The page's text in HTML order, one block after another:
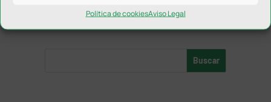
Política de cookiesAviso Legal